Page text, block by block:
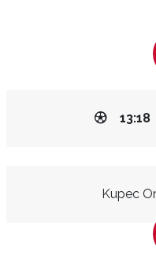
13:18
Kupec